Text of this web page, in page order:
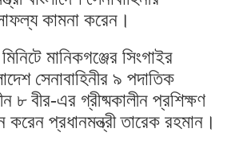
কামনা করেন।
মানিকগঞ্জের সিংগাইর
সেনাবাহিনীর ৯ পদাতিক
৮ বীর-এর গ্রীষ্মকালীন প্রশিক্ষণ
করেন প্রধানমন্ত্রী তারেক রহমান।